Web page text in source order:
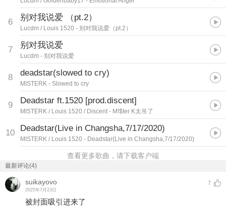
6 别对我说爱 （pt.2）
Lucdm / Louis 1520 - 别对我说爱（pt.2）
7 别对我说爱
Lucdm - 别对我说爱
8 deadstar(slowed to cry)︎︎
MISTERK - Slowed to cry
9 Deadstar ft.1520 [prod.discent]
MISTERK / Louis 1520 / Discent - M!$ter K太吊了
10 Deadstar(Live in Changsha,7/17/2020)
MISTERK / Louis 1520 - Deadstar(Live in Changsha,7/17/2020)
查看更多歌曲，请下载客户端
最新评论(4)
suikayovo
2025年7月23日
7
被封面吸引进来了